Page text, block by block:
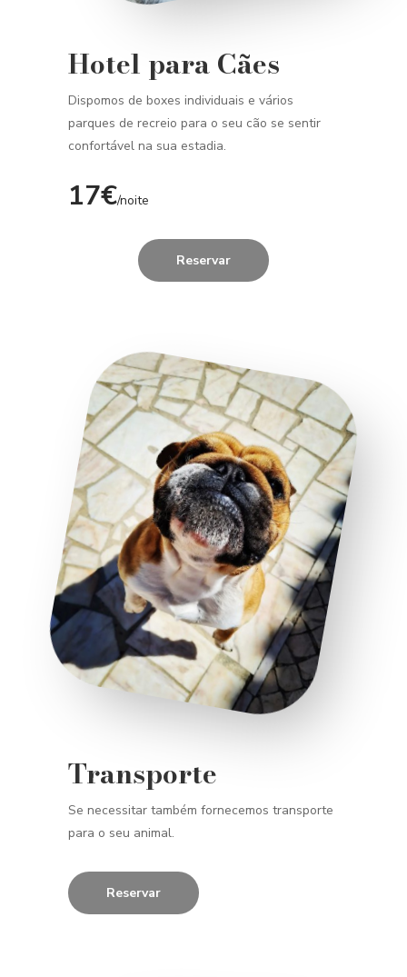
Hotel para Cães
Dispomos de boxes individuais e vários
parques de recreio para o seu cão se sentir
confortável na sua estadia.
17€/noite
Reservar
Transporte
Se necessitar também fornecemos transporte
para o seu animal.
Reservar